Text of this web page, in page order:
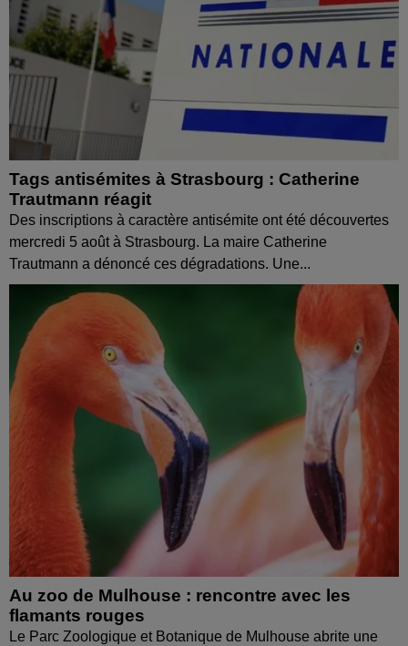
Tags antisémites à Strasbourg : Catherine
Trautmann réagit
Des inscriptions à caractère antisémite ont été découvertes
mercredi 5 août à Strasbourg. La maire Catherine
Trautmann a dénoncé ces dégradations. Une...
Au zoo de Mulhouse : rencontre avec les
flamants rouges
Le Parc Zoologique et Botanique de Mulhouse abrite une